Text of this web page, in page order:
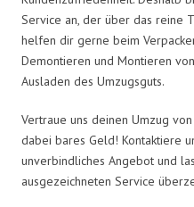
Service an, der über das reine
helfen dir gerne beim
Demontieren und Montieren
Ausladen des Umzugsguts.
Vertraue uns deinen Umzug
dabei bares Geld! Kontaktiere
unverbindliches Angebot und
ausgezeichneten Service